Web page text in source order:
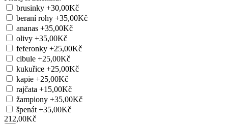
brusinky +30,00Kč
beraní rohy +35,00Kč
ananas +35,00Kč
olivy +35,00Kč
feferonky +25,00Kč
cibule +25,00Kč
kukuřice +25,00Kč
kapie +25,00Kč
rajčata +15,00Kč
žampiony +35,00Kč
špenát +35,00Kč
212,00Kč